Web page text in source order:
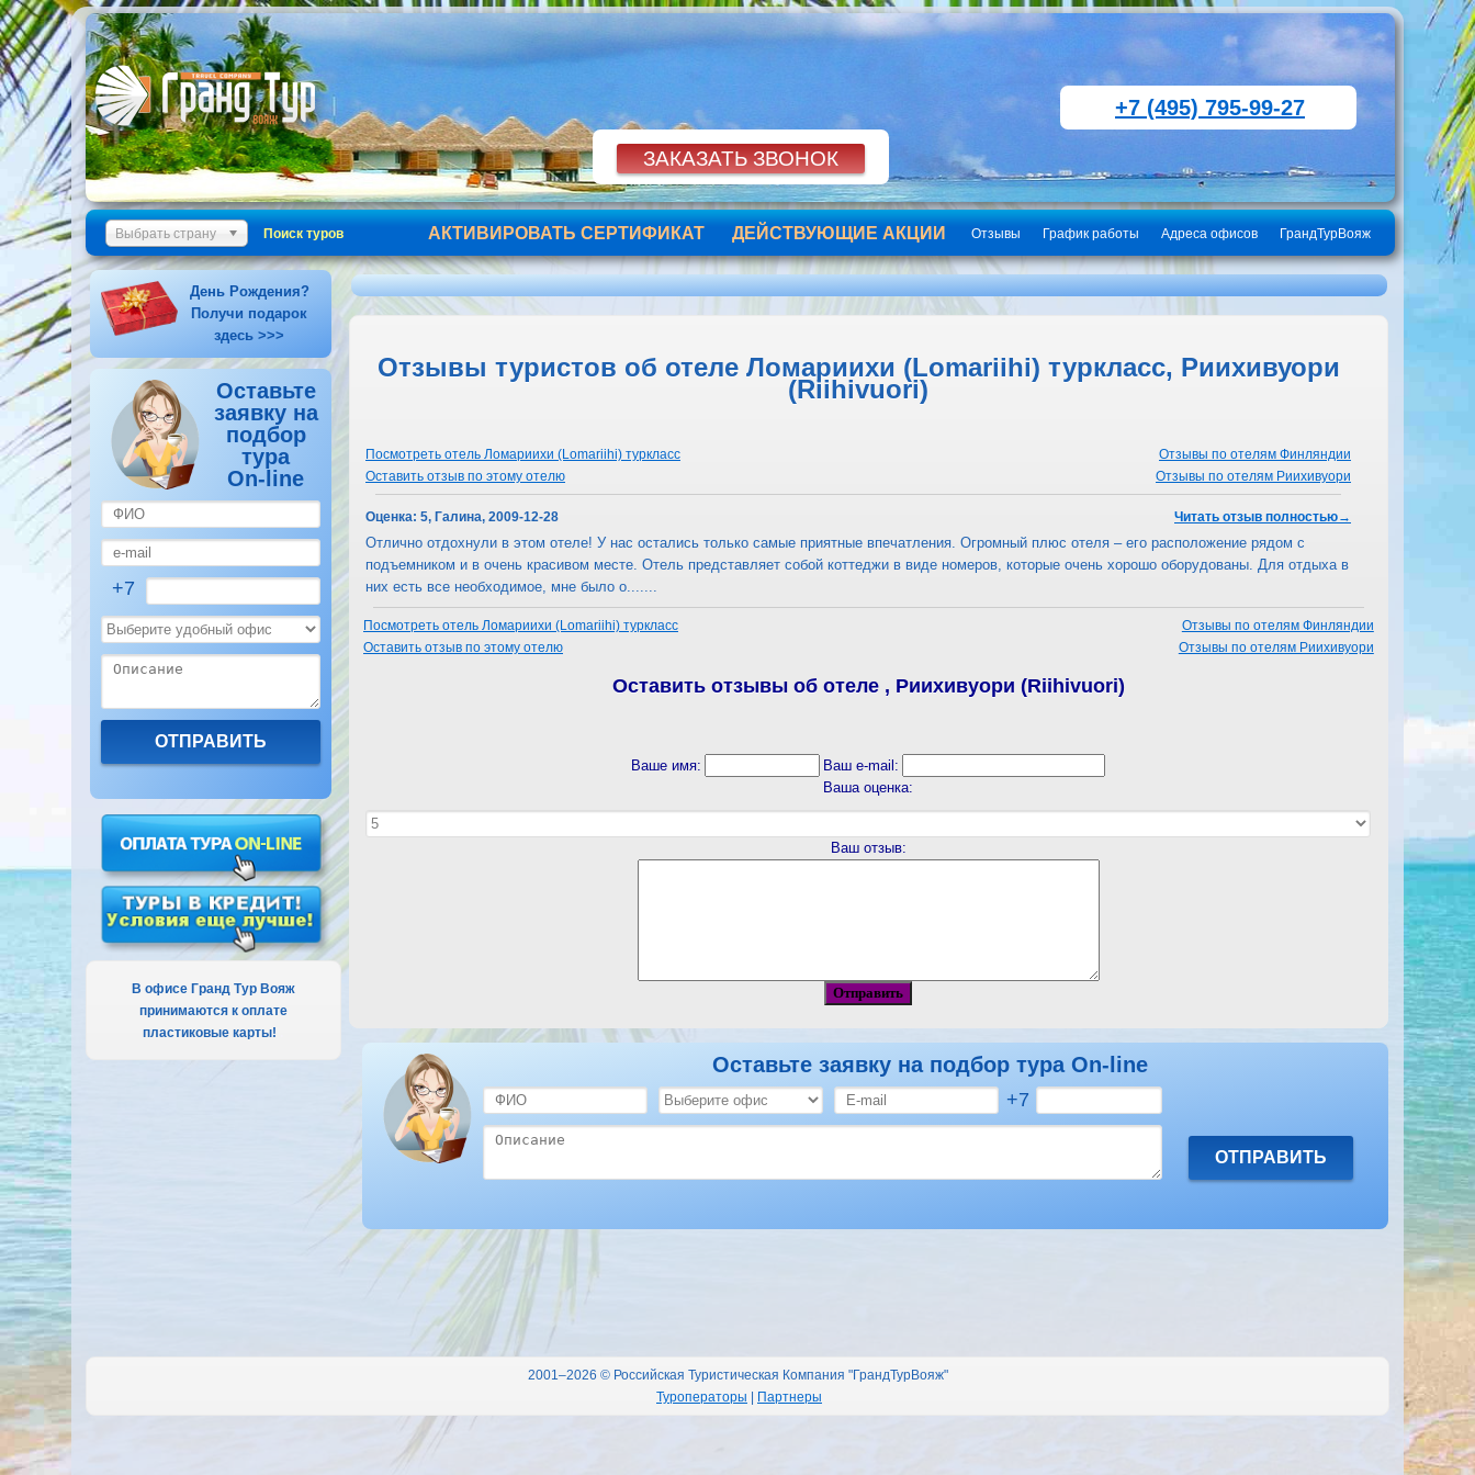
+7 (495) 795-99-27
Выбрать страну Поиск туров ГрандТурВояж
Адреса офисов
График работы
Отзывы
ДЕЙСТВУЮЩИЕ АКЦИИ
АКТИВИРОВАТЬ СЕРТИФИКАТ
День Рождения?
Получи подарок
здесь >>>
Оставьте
заявку на
подбор
тура
On-line
+7
В офисе Гранд Тур Вояж
принимаются к оплате
пластиковые карты!
Отзывы туристов об отеле Ломариихи (Lomariihi) туркласс, Риихивуори
(Riihivuori)
Посмотреть отель Ломариихи (Lomariihi) туркласс
Отзывы по отелям Финляндии
Оставить отзыв по этому отелю
Отзывы по отелям Риихивуори
Оценка: 5, Галина, 2009-12-28 Читать отзыв полностью→
Отлично отдохнули в этом отеле! У нас остались только самые приятные впечатления. Огромный плюс отеля – его расположение рядом с
подъемником и в очень красивом месте. Отель представляет собой коттеджи в виде номеров, которые очень хорошо оборудованы. Для отдыха в
них есть все необходимое, мне было о.......
Посмотреть отель Ломариихи (Lomariihi) туркласс
Отзывы по отелям Финляндии
Отзывы по отелям Риихивуори
Оставить отзыв по этому отелю
Оставить отзывы об отеле , Риихивуори (Riihivuori)
Ваше имя:
Ваш e-mail:
Ваша оценка:
Ваш отзыв:
Оставьте заявку на подбор тура On-line
+7
2001–2026 © Российская Туристическая Компания "ГрандТурВояж"
Туроператоры
Партнеры